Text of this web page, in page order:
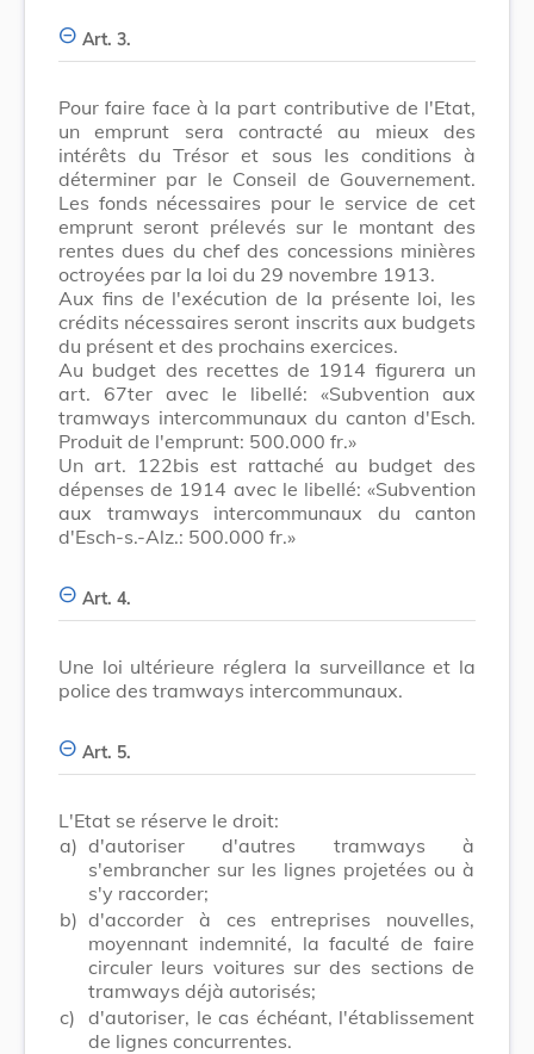
Art. 3.
Pour faire face à la part contributive de l'Etat,
un emprunt sera contracté au mieux des
intérêts du Trésor et sous les conditions à
déterminer par le Conseil de Gouvernement.
Les fonds nécessaires pour le service de cet
emprunt seront prélevés sur le montant des
rentes dues du chef des concessions minières
octroyées par la loi du 29 novembre 1913.
Aux fins de l'exécution de la présente loi, les
crédits nécessaires seront inscrits aux budgets
du présent et des prochains exercices.
Au budget des recettes de 1914 figurera un
art. 67ter avec le libellé: «Subvention aux
tramways intercommunaux du canton d'Esch.
Produit de l'emprunt: 500.000 fr.»
Un art. 122bis est rattaché au budget des
dépenses de 1914 avec le libellé: «Subvention
aux tramways intercommunaux du canton
d'Esch-s.-Alz.: 500.000 fr.»
Art. 4.
Une loi ultérieure réglera la surveillance et la
police des tramways intercommunaux.
Art. 5.
L'Etat se réserve le droit:
a) d'autoriser d'autres tramways à
s'embrancher sur les lignes projetées ou à
s'y raccorder;
b) d'accorder à ces entreprises nouvelles,
moyennant indemnité, la faculté de faire
circuler leurs voitures sur des sections de
tramways déjà autorisés;
c) d'autoriser, le cas échéant, l'établissement
de lignes concurrentes.